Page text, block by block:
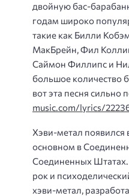
двойную бас-
годам широко
такие как Билли
МакБрейн, Фил
Саймон Филлипс и
большое количество
вот эта песня сильно
music.com/lyrics/
Хэви-метал появился
основном в
Соединенных
рок и
хэви-метал,